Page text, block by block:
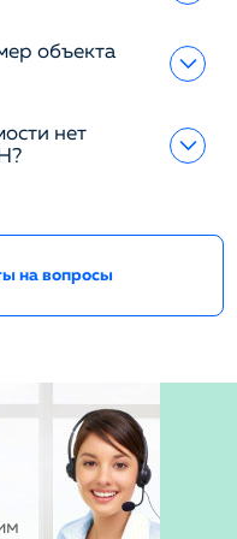
объекта
нет
на вопросы